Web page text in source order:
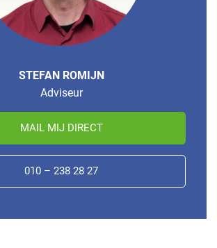
STEFAN ROMIJN
Adviseur
MAIL MIJ DIRECT
010 – 238 28 27